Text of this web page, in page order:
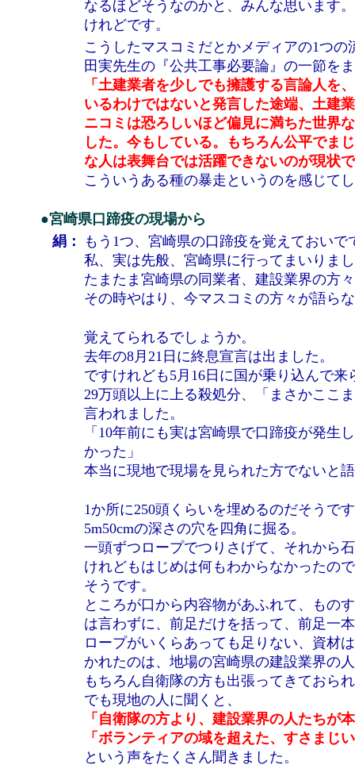
なるほどそうなのかと、みんな思います。
けれどです。
こうしたマスコミだとかメディアの1つ
田実先生の『公共工事必要論』の一節を
「土建業者を少しでも擁護する言論人を
いるわけではないと発言した途端、土建
ニコミは恐ろしいほど偏見に満ちた世界
した。今もしている。もちろん公平でま
な人は表舞台では活躍できないのが現状
こういうある種の暴走というのを感じて
●宮崎県口蹄疫の現場から
絹：
もう1つ、宮崎県の口蹄疫を覚えておいで
私、実は先般、宮崎県に行ってまいりま
たまたま宮崎県の同業者、建設業界の方
その時やはり、今マスコミの方々が語ら
覚えてられるでしょうか。
去年の8月21日に終息宣言は出ました。
ですけれども5月16日に国が乗り込んで
29万頭以上に上る殺処分、「まさかここ
言われました。
「10年前にも実は宮崎県で口蹄疫が発
かった」
本当に現地で現場を見られた方でないと
1か所に250頭くらいを埋めるのだそうで
5m50cmの深さの穴を四角に掘る。
一頭ずつロープでつりさげて、それから
けれどもはじめは何もわからなかったの
そうです。
ところが口から内容物があふれて、もの
は言わずに、前足だけを括って、前足一
ロープがいくらあっても足りない、資材
かれたのは、地場の宮崎県の建設業界の
もちろん自衛隊の方も出張ってきておら
でも現地の人に聞くと、
「自衛隊の方より、建設業界の人たちが
「ボランティアの域を超えた、すさまじ
という声をたくさん聞きました。